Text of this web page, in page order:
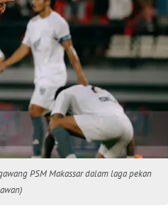
PSM Makassar dalam laga pekan